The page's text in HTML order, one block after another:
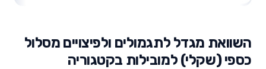
השוואת מגדל לתגמולים ולפיצויים מסלול
כספי (שקלי) למובילות בקטגוריה